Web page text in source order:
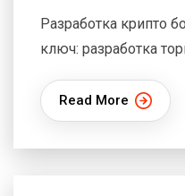
Разработка крипто
ключ: разработка
Read More